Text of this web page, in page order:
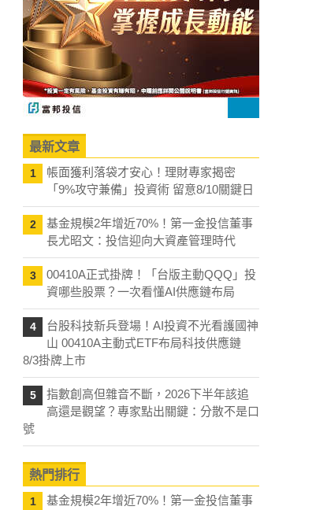
最新文章
1
帳面獲利落袋才安心！理財專家揭密
「9%攻守兼備」投資術 留意8/10關鍵日
2
基金規模2年增近70%！第一金投信董事
長尤昭文：投信迎向大資產管理時代
3
00410A正式掛牌！「台版主動QQQ」投
資哪些股票？一次看懂AI供應鏈布局
4
台股科技新兵登場！AI投資不光看護國神
山 00410A主動式ETF布局科技供應鏈
8/3掛牌上市
5
指數創高但雜音不斷，2026下半年該追
高還是觀望？專家點出關鍵：分散不是口
號
熱門排行
1
基金規模2年增近70%！第一金投信董事